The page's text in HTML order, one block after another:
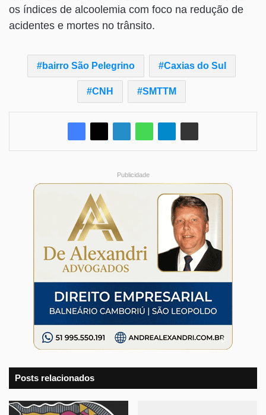
os índices de alcoolemia com foco na redução de
acidentes e mortes no trânsito.
bairro São Pelegrino Caxias do Sul
CNH SMTTM
Publicidade
Posts relacionados